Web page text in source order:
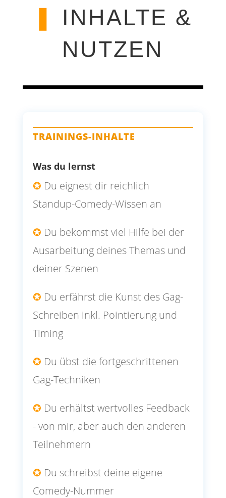
INHALTE &
NUTZEN
TRAININGS-INHALTE
Was du lernst
✪ Du eignest dir reichlich
Standup-Comedy-Wissen an
✪ Du bekommst viel Hilfe bei der
Ausarbeitung deines Themas und
deiner Szenen
✪ Du erfährst die Kunst des Gag-
Schreiben inkl. Pointierung und
Timing
✪ Du übst die fortgeschrittenen
Gag-Techniken
✪ Du erhältst wertvolles Feedback
- von mir, aber auch den anderen
Teilnehmern
✪ Du schreibst deine eigene
Comedy-Nummer